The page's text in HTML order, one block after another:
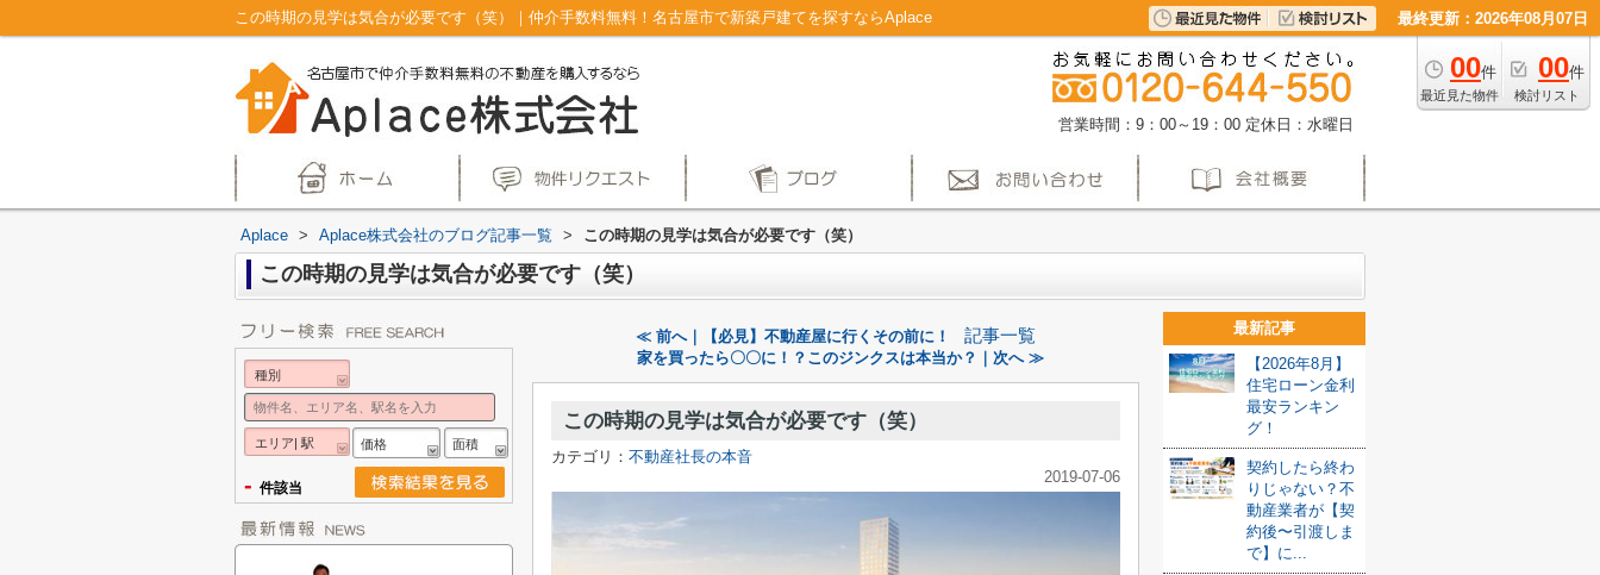
この時期の見学は気合が必要です（笑）｜仲介手数料無料！名古屋市で新築戸建てを探すならAplace 最終更新：2026年08月07日
00件
最近見た物件
00件
検討リスト
営業時間：9：00～19：00 定休日：水曜日
Aplace > Aplace株式会社のブログ記事一覧 > この時期の見学は気合が必要です（笑）
この時期の見学は気合が必要です（笑）
≪ 前へ｜【必見】不動産屋に行くその前に！ 記事一覧
家を買ったら〇〇に！？このジンクスは本当か？｜次へ ≫
この時期の見学は気合が必要です（笑）
カテゴリ： 不動産社長の本音
2019-07-06
最新記事
【2026年8月】
住宅ローン金利
最安ランキン
グ！
契約したら終わ
りじゃない？不
動産業者が【契
約後〜引渡しま
で】に...
種別
エリア| 駅 価格 面積
- 件該当